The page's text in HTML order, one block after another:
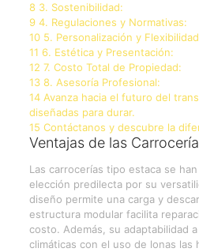
8 3. Sostenibilidad:
9 4. Regulaciones y Normativas:
10 5. Personalización y
11 6. Estética y Presentación:
12 7. Costo Total de Propiedad:
13 8. Asesoría Profesional:
14 Avanza hacia el futuro del
diseñadas para durar.
15 Contáctanos y descubre la
Ventajas de las
Las carrocerías tipo estaca se
elección predilecta por su
diseño permite una carga y
estructura modular facilita
costo. Además, su adaptabilidad
climáticas con el uso de lonas las